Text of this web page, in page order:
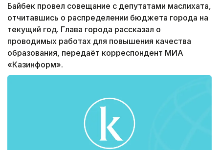
Байбек провел совещание с депутатами маслихата,
отчитавшись о распределении бюджета города на
текущий год. Глава города рассказал о
проводимых работах для повышения качества
образования, передаёт корреспондент МИА
«Казинформ».